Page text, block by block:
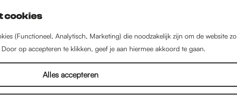
cookies
(Functioneel, Analytisch, Marketing) die noodzakelijk zijn om de website zo
op accepteren te klikken, geef je aan hiermee akkoord te gaan.
Alles accepteren
o
e
k
n
a
a
r
M
n